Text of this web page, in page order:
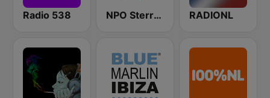
Radio 538 NPO Sterren RADIONL